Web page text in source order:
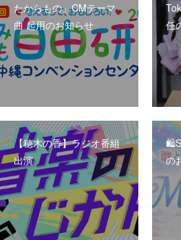
たからもの」CMテーマ
曲 起用のお知らせ
任
【穂木の香】ラジオ番組
出演
の